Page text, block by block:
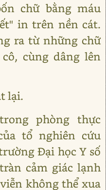
chữ bằng máu
in trên nền cát.
ra từ những chữ
cùng dâng lên
lại.
phòng thực
tổ nghiên cứu
Đại học Y số
cảm giác lạnh
không thể xua